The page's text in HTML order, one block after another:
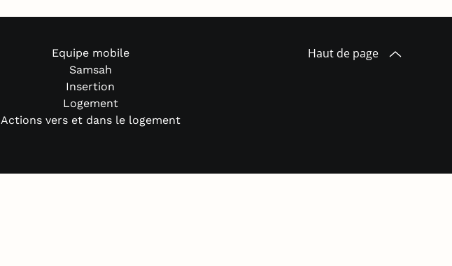
Equipe mobile
Samsah
Insertion
Logement
Actions vers et dans le logement
Haut de page